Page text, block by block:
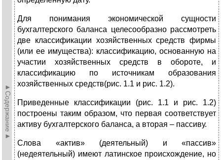
►Содержание►
Для понимания экономической сущности
бухгалтерского баланса целесообразно рассмотреть
две классификации хозяйственных средств фирмы
(или ее имущества): классификацию, основанную на
участии хозяйственных средств в обороте, и
классификацию по источникам образования
хозяйственных средств(рис. 1.1 и рис. 1.2).
Приведенные классификации (рис. 1.1 и рис. 1.2)
построены таким образом, что первая соответствует
активу бухгалтерского баланса, а вторая – пассиву.
Слова «актив» (деятельный) и «пассив»
(недеятельный) имеют латинское происхождение, но